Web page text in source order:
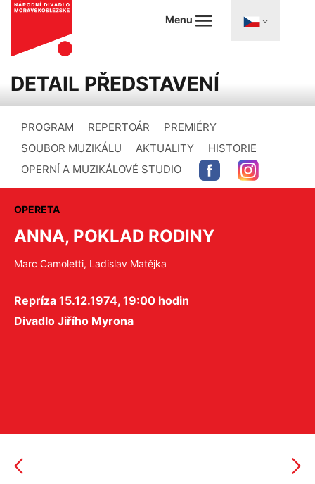
Menu
DETAIL PŘEDSTAVENÍ
PROGRAM REPERTOÁR
PREMIÉRY
SOUBOR MUZIKÁLU
AKTUALITY
HISTORIE
OPERNÍ A MUZIKÁLOVÉ STUDIO
OPERETA
ANNA, POKLAD RODINY
Marc Camoletti, Ladislav Matějka
Repríza 15.12.1974, 19:00 hodin
Divadlo Jiřího Myrona